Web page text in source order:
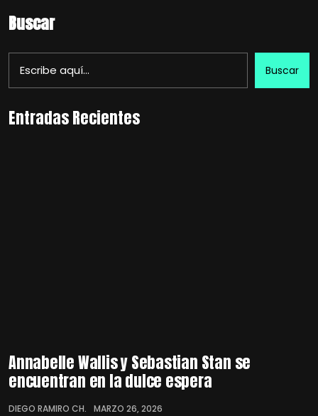
Buscar
Buscar
Entradas Recientes
Annabelle Wallis y Sebastian Stan se
encuentran en la dulce espera
DIEGO RAMIRO CH. MARZO 26, 2026